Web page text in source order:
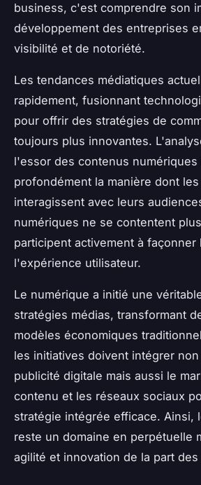
business, c'est comprendre son
développement des entreprises
visibilité et de notoriété.
Les tendances médiatiques
rapidement, fusionnant
pour offrir des stratégies de
toujours plus innovantes.
l'essor des contenus
profondément la manière dont
interagissent avec leurs
numériques ne se contentent
participent activement à
l'expérience utilisateur.
Le numérique a initié une
stratégies médias, transformant
modèles économiques
les initiatives doivent intégrer
publicité digitale mais aussi le
contenu et les réseaux sociaux
stratégie intégrée efficace. Ainsi,
reste un domaine en perpétuelle
agilité et innovation de la part